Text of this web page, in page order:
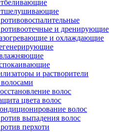
и дренирующие
и охлаждающие
и растворители
волос
цвета волос
волос
выпадения волос
перхоти